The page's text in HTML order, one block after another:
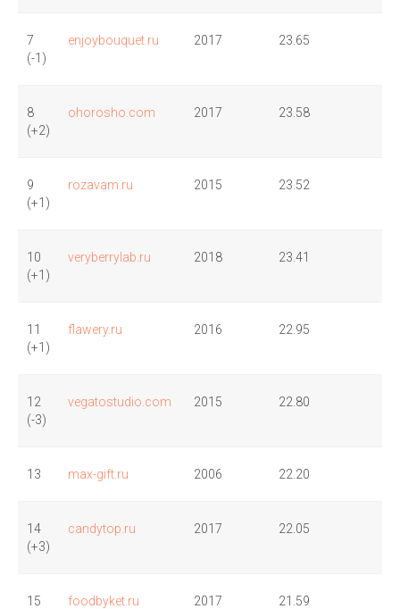
7
(-1)
enjoybouquet.ru 2017 23.65
8
(+2)
ohorosho.com 2017 23.58
9
(+1)
rozavam.ru 2015 23.52
10
(+1)
veryberrylab.ru 2018 23.41
11
(+1)
flawery.ru 2016 22.95
12
(-3)
vegatostudio.com 2015 22.80
13 max-gift.ru 2006 22.20
14
(+3)
candytop.ru 2017 22.05
15 foodbyket.ru 2017 21.59